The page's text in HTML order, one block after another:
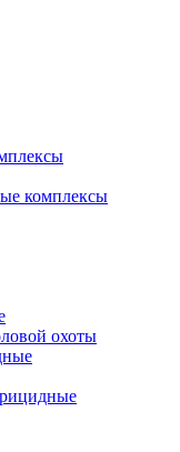
комплексы
охоты